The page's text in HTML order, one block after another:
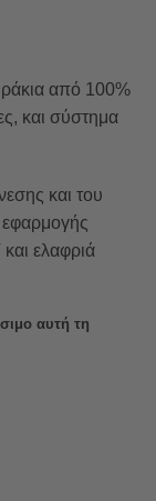
από 100%
και σύστημα
και του
εφαρμογής
ελαφριά
αυτή τη